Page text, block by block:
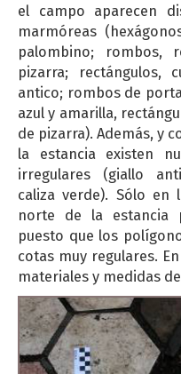
el campo aparecen
marmóreas
palombino; rombos,
pizarra; rectángulos,
antico; rombos de
azul y amarilla,
de pizarra). Además, y
la estancia existen
irregulares (giallo
caliza verde). Sólo
norte de la estancia
puesto que los
cotas muy regulares.
materiales y medidas